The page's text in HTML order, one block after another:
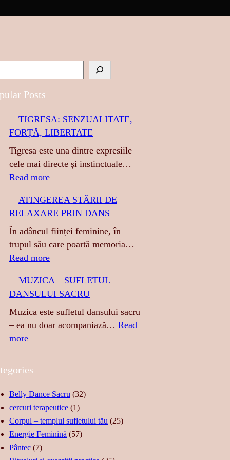
Posts
TIGRESA: SENZUALITATE,
FORȚĂ, LIBERTATE
Tigresa este una dintre expresiile
cele mai directe și instinctuale…
Read more:
I
G
R
E
S
:
S
E
N
T
A
T
,
ATINGEREA STĂRII DE
RELAXARE PRIN DANS
În adâncul ființei feminine, în
trupul său care poartă memoria…
Read more:
T
I
N
G
S
T
Ă
R
I
MUZICA – SUFLETUL
DANSULUI SACRU
Muzica este sufletul dansului sacru
– ea nu doar acompaniază… Read
more:
I
C
A
–
S
U
Belly Dance Sacru (32)
cercuri terapeutice (1)
Corpul – templul sufletului tău (25)
Energie Feminină (57)
Pântec (7)